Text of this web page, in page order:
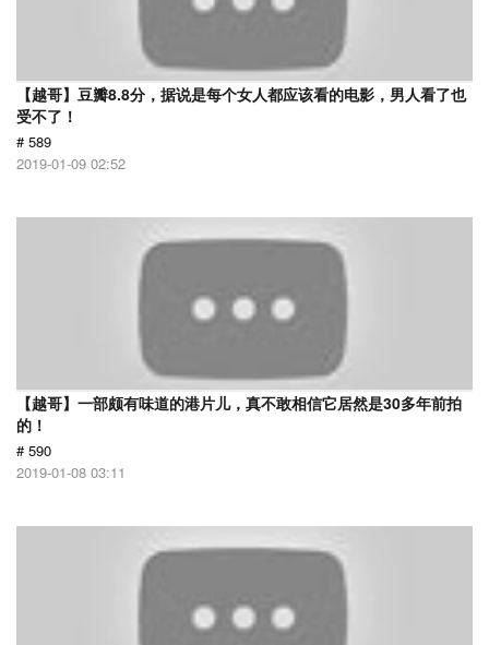
【越哥】豆瓣8.8分，据说是每个女人都应该看的电影，男人看了也
受不了！
# 589
2019-01-09 02:52
【越哥】一部颇有味道的港片儿，真不敢相信它居然是30多年前拍
的！
# 590
2019-01-08 03:11